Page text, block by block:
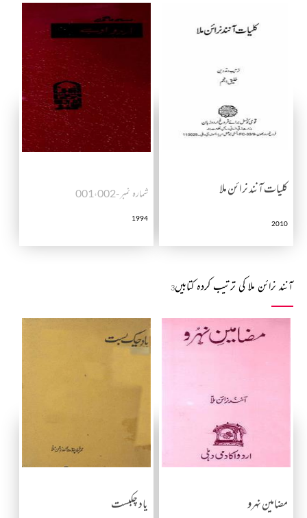
کلیات آنند نرائن ملا
2010
شمارہ نمبر-001،002
1994
آنند نرائن ملا کی ترتیب کردہ کتابیں3
مضامین نہرو یاد چکبست